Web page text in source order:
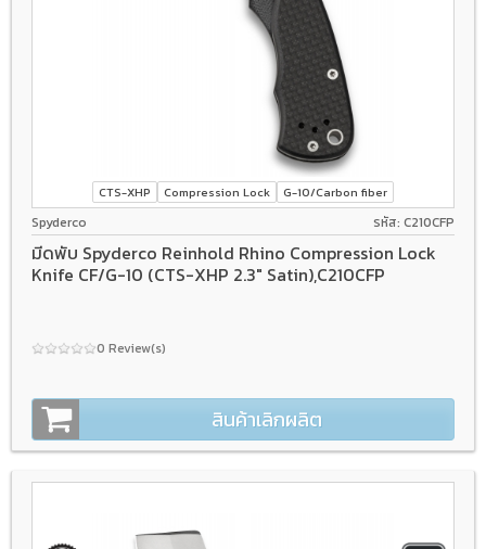
CTS-XHP Compression Lock G-10/Carbon fiber
Spyderco รหัส: C210CFP
มีดพับ Spyderco Reinhold Rhino Compression Lock
Knife CF/G-10 (CTS-XHP 2.3" Satin),C210CFP
0 Review(s)
สินค้าเลิกผลิต